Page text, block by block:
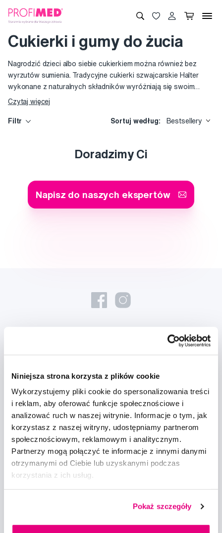
Niniejsza strona korzysta z plików cookie
Wykorzystujemy pliki cookie do spersonalizowania treści
i reklam, aby oferować funkcje społecznościowe i
analizować ruch w naszej witrynie. Informacje o tym, jak
korzystasz z naszej witryny, udostępniamy partnerom
społecznościowym, reklamowym i analitycznym.
Partnerzy mogą połączyć te informacje z innymi danymi
otrzymanymi od Ciebie lub uzyskanymi podczas
korzystania z ich usług.
Pokaż szczegóły
Cukierki i gumy do żucia
Nagrodzić dzieci albo siebie cukierkiem można również bez
wyrzutów sumienia. Tradycyjne cukierki szwajcarskie Halter
wykonane z naturalnych składników wyróżniają się swoim
owocowym, mentolowym i czekoladowym smakiem, pomimo to
Ulubione greckie pastylki ziołowe KORRES albo gumy do żucia
szkodliwe dla zębów ani układu trawiennego.
Czytaj więcej
Filtr Sortuj według: Bestsellery
Doradzimy Ci
Napisz do naszych ekspertów
Zapisz się
Chcę otrzymywać informacje o nowościach i ofertach specjalnych i
wyrażam zgodę na przetwarzanie danych osobowychw tym celu.